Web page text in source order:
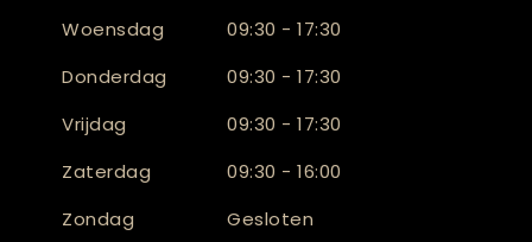
Woensdag
09:30 - 17:30
Donderdag
09:30 - 17:30
Vrijdag
09:30 - 17:30
Zaterdag
09:30 - 16:00
Zondag
Gesloten